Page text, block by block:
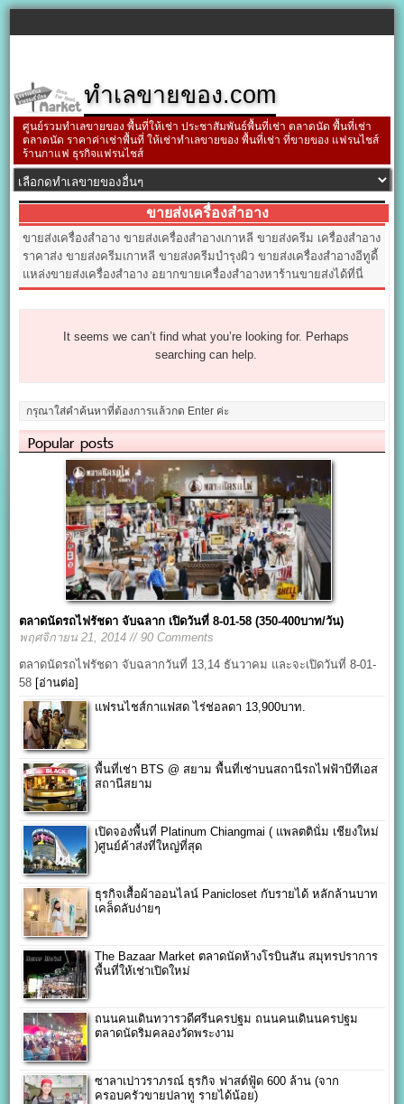
ทำเลขายของ.com
ศูนย์รวมทำเลขายของ พื้นที่ให้เช่า ประชาสัมพันธ์พื้นที่เช่า ตลาดนัด พื้นที่เช่า
ตลาดนัด ราคาค่าเช่าพื้นที่ ให้เช่าทำเลขายของ พื้นที่เช่า ที่ขายของ แฟรนไชส์
ร้านกาแฟ ธุรกิจแฟรนไชส์
ขายส่งเครื่องสำอาง
ขายส่งเครื่องสำอาง ขายส่งเครื่องสำอางเกาหลี ขายส่งครีม เครื่องสำอาง
ราคาส่ง ขายส่งครีมเกาหลี ขายส่งครีมบำรุงผิว ขายส่งเครื่องสำอางอีทูดี้
แหล่งขายส่งเครื่องสำอาง อยากขายเครื่องสำอางหาร้านขายส่งได้ที่นี่
It seems we can’t find what you’re looking for. Perhaps
searching can help.
Popular posts
ตลาดนัดรถไฟรัชดา จับฉลาก เปิดวันที่ 8-01-58 (350-400บาท/วัน)
พฤศจิกายน 21, 2014 // 90 Comments
ตลาดนัดรถไฟรัชดา จับฉลากวันที่ 13,14 ธันวาคม และจะเปิดวันที่ 8-01-
58 [อ่านต่อ]
แฟรนไชส์กาแฟสด ไร่ช่อลดา 13,900บาท.
พื้นที่เช่า BTS @ สยาม พื้นที่เช่าบนสถานีรถไฟฟ้าบีทีเอส
สถานีสยาม
เปิดจองพื้นที่ Platinum Chiangmai ( แพลตตินั่ม เชียงใหม่
)ศูนย์ค้าส่งที่ใหญ่ที่สุด
ธุรกิจเสื้อผ้าออนไลน์ Panicloset กับรายได้ หลักล้านบาท
เคล็ดลับง่ายๆ
The Bazaar Market ตลาดนัดห้างโรบินสัน สมุทรปราการ
พื้นที่ให้เช่าเปิดใหม่
ถนนคนเดินทวารวดีศรีนครปฐม ถนนคนเดินนครปฐม
ตลาดนัดริมคลองวัดพระงาม
ซาลาเปาวราภรณ์ ธุรกิจ ฟาสต์ฟู้ด 600 ล้าน (จาก
ครอบครัวขายปลาทู รายได้น้อย)